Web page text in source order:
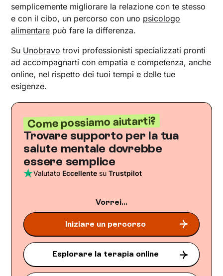
semplicemente migliorare la relazione con te stesso
e con il cibo, un percorso con uno psicologo
alimentare può fare la differenza.
Su Unobravo trovi professionisti specializzati pronti
ad accompagnarti con empatia e competenza, anche
online, nel rispetto dei tuoi tempi e delle tue
esigenze.
Come possiamo aiutarti?
Trovare supporto per la tua
salute mentale dovrebbe
essere semplice
Valutato Eccellente suTrustpilot
Vorrei...
Iniziare un percorso
Esplorare la terapia online